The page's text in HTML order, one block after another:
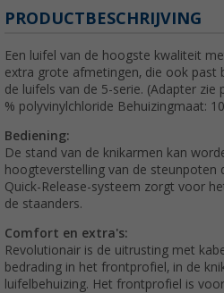
PRODUCTBESCHRIJVING
Een luifel van de hoogste kwaliteit
extra grote afmetingen, die ook past
de luifels van de 5-serie. (Adapter zie
% polyvinylchloride Behuizingmaat:
Bediening:
De stand van de knikarmen kan
hoogteverstelling van de steunpoten
Quick-Release-systeem zorgt voor
de staanders.
Comfort en extra's:
Revolutionair is de uitrusting met
bedrading in het frontprofiel, in de
luifelbehuizing. Het frontprofiel is